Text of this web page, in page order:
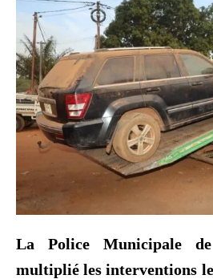
La Police Municipale
multiplié les interventions